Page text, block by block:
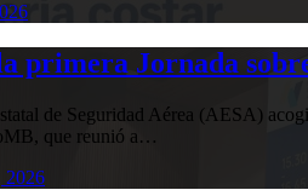
primera Jornada
de Seguridad Aérea (AESA)
que reunió a…
2026